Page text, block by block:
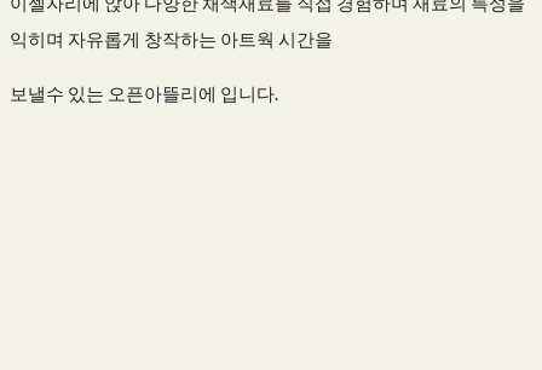
익히며 자유롭게 창작하는 아트웍 시간을
보낼수 있는 오픈아뜰리에 입니다.